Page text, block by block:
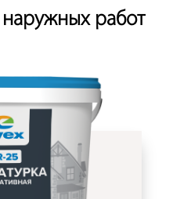
работ